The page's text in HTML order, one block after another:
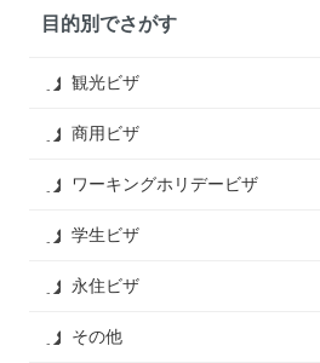
目的別でさがす
観光ビザ
商用ビザ
ワーキングホリデービザ
学生ビザ
永住ビザ
その他